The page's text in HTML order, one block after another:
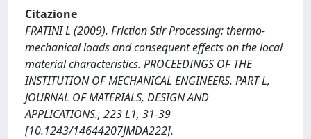
Citazione
FRATINI L (2009). Friction Stir Processing: thermo-
mechanical loads and consequent effects on the local
material characteristics. PROCEEDINGS OF THE
INSTITUTION OF MECHANICAL ENGINEERS. PART L,
JOURNAL OF MATERIALS, DESIGN AND
APPLICATIONS., 223 L1, 31-39
[10.1243/14644207JMDA222].